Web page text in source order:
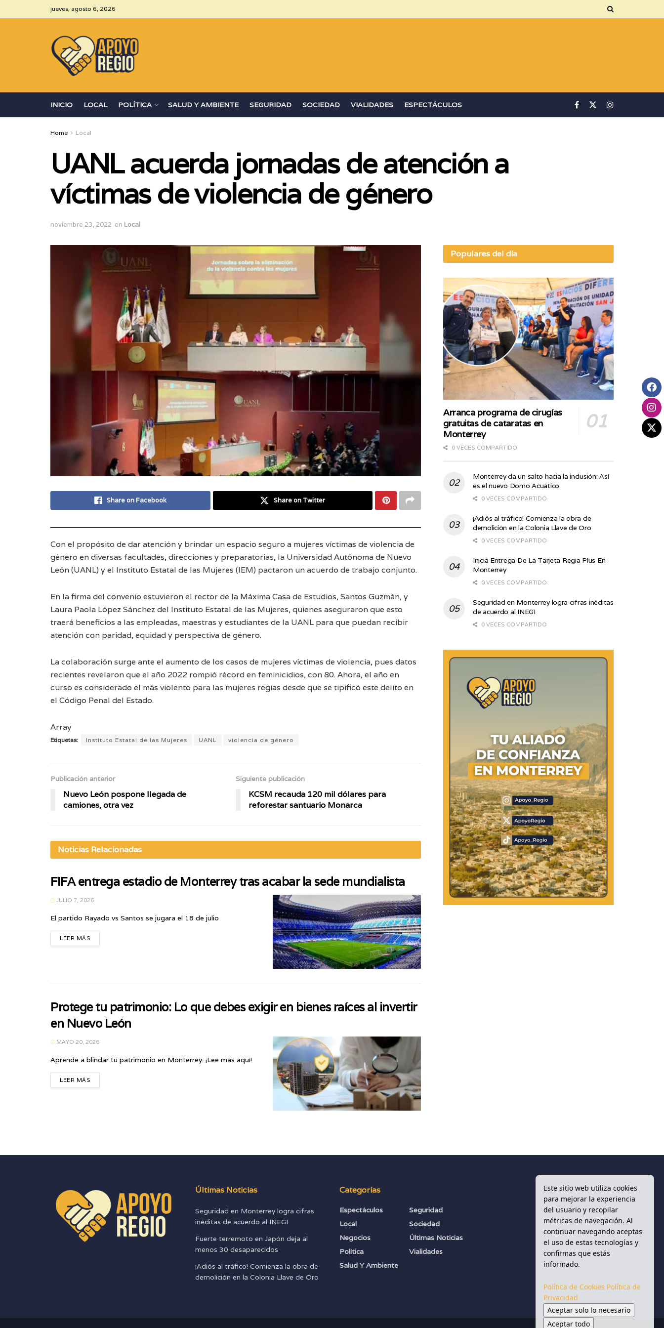
jueves, agosto 6, 2026
INICIO LOCAL POLÍTICA SALUD Y AMBIENTE SEGURIDAD SOCIEDAD VIALIDADES ESPECTÁCULOS
Home Local
UANL acuerda jornadas de atención a
víctimas de violencia de género
noviembre 23, 2022 en Local
Share on Facebook Share on Twitter
Con el propósito de dar atención y brindar un espacio seguro a mujeres víctimas de violencia de
género en diversas facultades, direcciones y preparatorias, la Universidad Autónoma de Nuevo
León (UANL) y el Instituto Estatal de las Mujeres (IEM) pactaron un acuerdo de trabajo conjunto.
En la firma del convenio estuvieron el rector de la Máxima Casa de Estudios, Santos Guzmán, y
Laura Paola López Sánchez del Instituto Estatal de las Mujeres, quienes aseguraron que esto
traerá beneficios a las empleadas, maestras y estudiantes de la UANL para que puedan recibir
atención con paridad, equidad y perspectiva de género.
La colaboración surge ante el aumento de los casos de mujeres víctimas de violencia, pues datos
recientes revelaron que el año 2022 rompió récord en feminicidios, con 80. Ahora, el año en
curso es considerado el más violento para las mujeres regias desde que se tipificó este delito en
el Código Penal del Estado.
Array
Etiquetas: Instituto Estatal de las Mujeres UANL violencia de género
Publicación anterior
Nuevo León pospone llegada de
camiones, otra vez
Siguiente publicación
KCSM recauda 120 mil dólares para
reforestar santuario Monarca
Noticias Relacionadas
FIFA entrega estadio de Monterrey tras acabar la sede mundialista
JULIO 7, 2026
El partido Rayado vs Santos se jugara el 18 de julio
LEER MÁS
Protege tu patrimonio: Lo que debes exigir en bienes raíces al invertir
en Nuevo León
MAYO 20, 2026
Aprende a blindar tu patrimonio en Monterrey. ¡Lee más aquí!
LEER MÁS
Populares del día
Arranca programa de cirugías
gratuitas de cataratas en
Monterrey
0 VECES COMPARTIDO
Monterrey da un salto hacia la inclusión: Así
es el nuevo Domo Acuático
0 VECES COMPARTIDO
¡Adiós al tráfico! Comienza la obra de
demolición en la Colonia Llave de Oro
0 VECES COMPARTIDO
Inicia Entrega De La Tarjeta Regia Plus En
Monterrey
0 VECES COMPARTIDO
Seguridad en Monterrey logra cifras inéditas
de acuerdo al INEGI
0 VECES COMPARTIDO
Últimas Noticias
Seguridad en Monterrey logra cifras
inéditas de acuerdo al INEGI
Fuerte terremoto en Japón deja al
menos 30 desaparecidos
¡Adiós al tráfico! Comienza la obra de
demolición en la Colonia Llave de Oro
Categorías
Espectáculos
Local
Negocios
Política
Salud Y Ambiente
Seguridad
Sociedad
Últimas Noticias
Vialidades
Este sitio web utiliza cookies
para mejorar la experiencia
del usuario y recopilar
métricas de navegación. Al
continuar navegando aceptas
el uso de estas tecnologías y
confirmas que estás
informado.
Política de Cookies Política de
Privacidad
Aceptar solo lo necesario
Aceptar todo